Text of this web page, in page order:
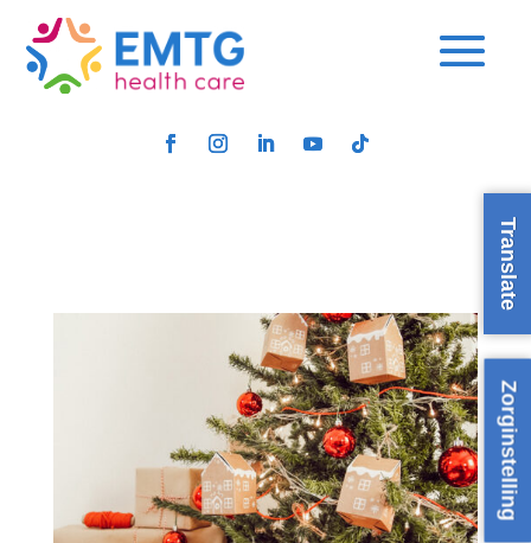
Zorginstelling
Translate